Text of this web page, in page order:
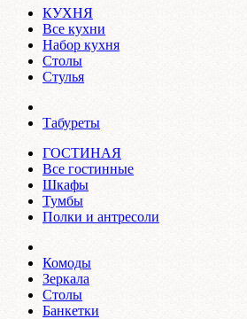
КУХНЯ
Все кухни
Набор кухня
Столы
Стулья
Табуреты
ГОСТИНАЯ
Все гостинные
Шкафы
Тумбы
Полки и антресоли
Комоды
Зеркала
Столы
Банкетки